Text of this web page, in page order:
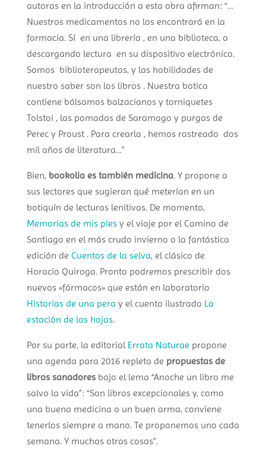
autoras en la introducción a esta obra afirman: “…
Nuestros medicamentos no los encontrará en la
farmacia. Sí en una librería , en una biblioteca, o
descargando lectura en su dispositivo electrónico.
Somos biblioterapeutas, y las habilidades de
nuestro saber son los libros . Nuestra botica
contiene bálsamos balzacianos y torniquetes
Tolstoi , las pomadas de Saramago y purgas de
Perec y Proust . Para crearla , hemos rastreado dos
mil años de literatura…”
Bien, bookolia es también medicina. Y propone a
sus lectores que sugieran qué meterían en un
botiquín de lecturas lenitivas. De momento,
Memorias de mis piesy el viaje por el Camino de
Santiago en el más crudo invierno o la fantástica
edición de Cuentos de la selva, el clásico de
Horacio Quiroga. Pronto podremos prescribir dos
nuevos «fármacos» que están en laboratorio
Historias de una pera y el cuento ilustrado La
estación de las hojas.
Por su parte, la editorial Errata Naturae propone
una agenda para 2016 repleta de propuestas de
libros sanadoresbajo el lema “Anoche un libro me
salvo la vida”: “Son libros excepcionales y, como
una buena medicina o un buen arma, conviene
tenerlos siempre a mano. Te proponemos uno cada
semana. Y muchas otras cosas”.